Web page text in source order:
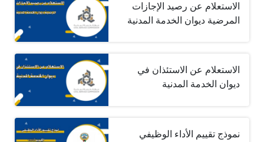
الاستعلام عن رصيد الإجازات
المرضية ديوان الخدمة المدنية
الاستعلام عن الاستئذان في
ديوان الخدمة المدنية
نموذج تقييم الأداء الوظيفي